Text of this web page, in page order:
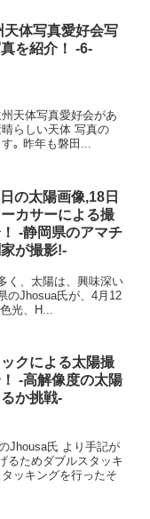
体写真愛好会写
を紹介！ -6-
天体写真愛好会があ
らしい天体 写真の
｡ 昨年も磐田...
の太陽画像,18日
カサーによる撮
-静岡県のアマチ
が撮影!-
く、太陽は、興味深い
のJhosua氏が、4月12
光、H...
ックによる太陽撮
-高解像度の太陽
るか挑戦-
Jhousa氏 より手記が
るためダブルスタッキ
ッキングを行ったそ